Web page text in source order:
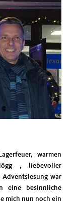
warmen
, liebevoller
war
besinnliche
mich nun noch ein